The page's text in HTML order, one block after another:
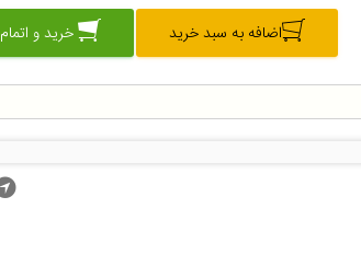
اضافه به سبد خرید خرید و اتمام